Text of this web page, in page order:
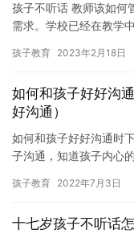
孩子不听话 教师该如何
需求。学校已经在教学
孩子教育 2023年2月18日
如何和孩子好好沟
好沟通）
如何和孩子好好沟通时
子沟通，知道孩子内心
建…
孩子教育 2022年7月3日
十七岁孩子不听话